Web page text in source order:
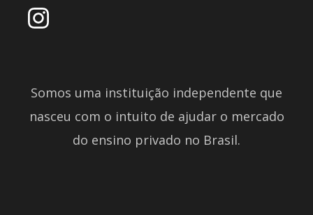
Somos uma instituição independente que
nasceu com o intuito de ajudar o mercado
do ensino privado no Brasil.